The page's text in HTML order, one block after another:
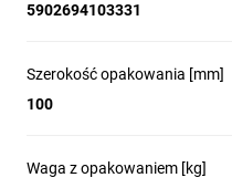
5902694103331
Szerokość opakowania [mm]
100
Waga z opakowaniem [kg]